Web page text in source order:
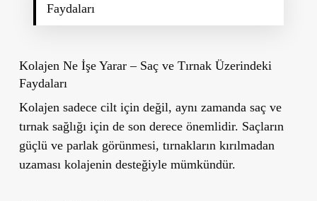
Faydaları
Kolajen Ne İşe Yarar – Saç ve Tırnak Üzerindeki
Faydaları
Kolajen sadece cilt için değil, aynı zamanda saç ve
tırnak sağlığı için de son derece önemlidir. Saçların
güçlü ve parlak görünmesi, tırnakların kırılmadan
uzaması kolajenin desteğiyle mümkündür.